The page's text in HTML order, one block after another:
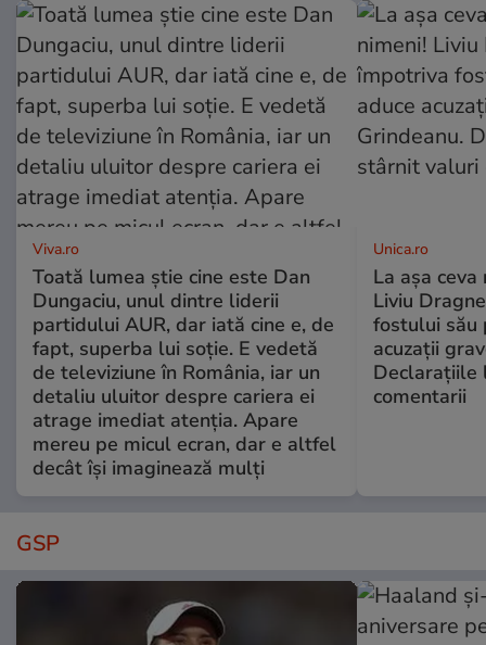
Viva.ro
Toată lumea știe cine este Dan
Dungaciu, unul dintre liderii
partidului AUR, dar iată cine e, de
fapt, superba lui soție. E vedetă
de televiziune în România, iar un
detaliu uluitor despre cariera ei
atrage imediat atenția. Apare
mereu pe micul ecran, dar e altfel
decât își imaginează mulți
Unica.ro
La așa
Liviu
fostului său
acuzații
Declarațiile
comentarii
GSP